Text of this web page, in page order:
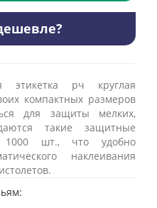
этикетка рч круглая
компактных размеров
для защиты мелких,
такие защитные
шт., что удобно
наклеивания